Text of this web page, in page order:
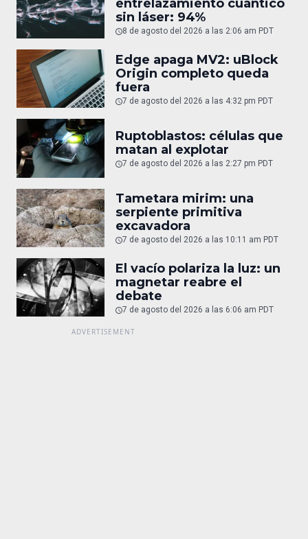
entrelazamiento cuántico
sin láser: 94%
8 de agosto del 2026 a las 2:06 am PDT
Edge apaga MV2: uBlock
Origin completo queda
fuera
7 de agosto del 2026 a las 4:32 pm PDT
Ruptoblastos: células que
matan al explotar
7 de agosto del 2026 a las 2:27 pm PDT
Tametara mirim: una
serpiente primitiva
excavadora
7 de agosto del 2026 a las 10:11 am PDT
El vacío polariza la luz: un
magnetar reabre el
debate
7 de agosto del 2026 a las 6:06 am PDT